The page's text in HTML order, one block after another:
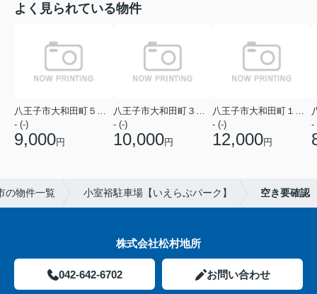
よく見られている物件
- (-)
9,000円
- (-)
10,000円
- (-)
12,000円
-
の物件一覧 小室裕駐車場【いえらぶパーク】 空き要確認
株式会社松村地所
042-642-6702 お問い合わせ